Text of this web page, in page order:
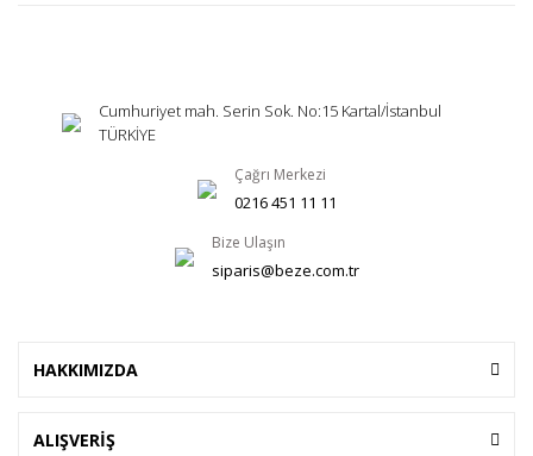
Cumhuriyet mah. Serin Sok. No:15 Kartal/İstanbul
TÜRKİYE
Çağrı Merkezi
0216 451 11 11
Bize Ulaşın
siparis@beze.com.tr
HAKKIMIZDA
ALIŞVERİŞ